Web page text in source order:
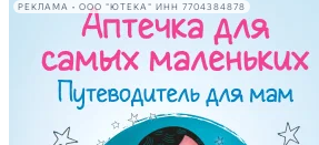
РЕКЛАМА • ООО "ЮТЕКА" ИНН 7704384878